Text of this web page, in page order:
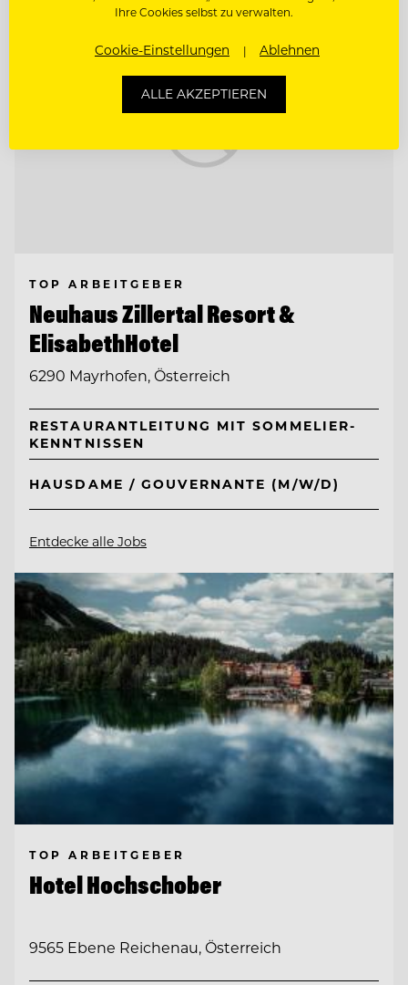
TOP ARBEITGEBER
Neuhaus Zillertal Resort &
ElisabethHotel
6290 Mayrhofen, Österreich
RESTAURANTLEITUNG MIT SOMMELIER-
KENNTNISSEN
HAUSDAME / GOUVERNANTE (M/W/D)
Entdecke alle Jobs
TOP ARBEITGEBER
Hotel Hochschober
9565 Ebene Reichenau, Österreich
Ihre Cookies selbst zu verwalten.
Cookie-Einstellungen Ablehnen
ALLE AKZEPTIEREN